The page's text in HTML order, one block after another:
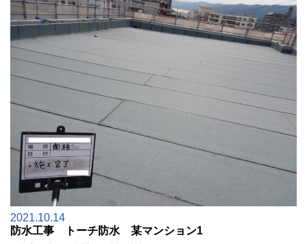
2021.10.14
防水工事 トーチ防水 某マンション1